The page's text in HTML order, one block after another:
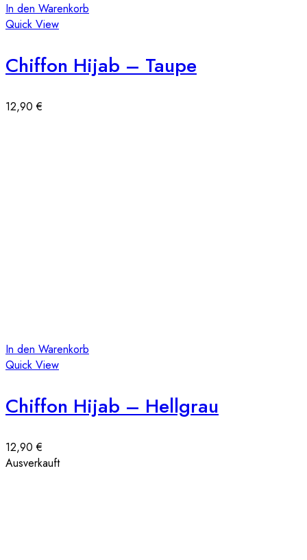
In den Warenkorb
Quick View
Chiffon Hijab – Taupe
12,90€
In den Warenkorb
Quick View
Chiffon Hijab – Hellgrau
12,90€
Ausverkauft